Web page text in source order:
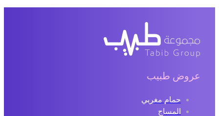
عروض طبيب
حمام مغربي
المساج